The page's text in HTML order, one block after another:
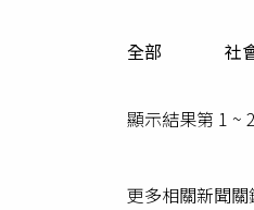
全部 社
顯示結果第 1 ~
更多相關新聞關